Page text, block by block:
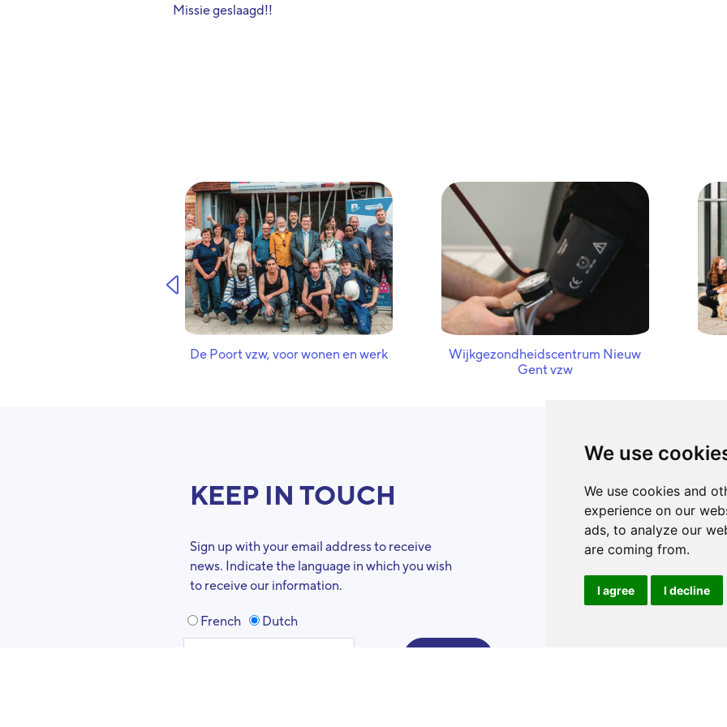
We use
We use cookies and
experience on our
ads, to analyze our
are coming from.
I agree I decline
Missie geslaagd!!
De Poort vzw, voor wonen en werk
Wijkgezondheidscentrum Nieuw
Gent vzw
Wijkgezondheidscentrum Nieuw
Gent vzw
KEEP IN TOUCH
Sign up with your email address to receive
news. Indicate the language in which you wish
to receive our information.
French Dutch
Organizations
criteria
Success stories